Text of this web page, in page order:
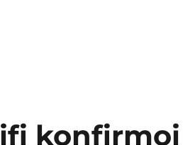
konfirmoi